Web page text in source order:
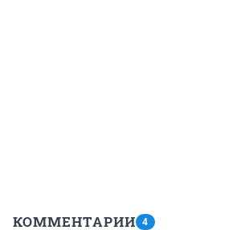
КОММЕНТАРИИ 4